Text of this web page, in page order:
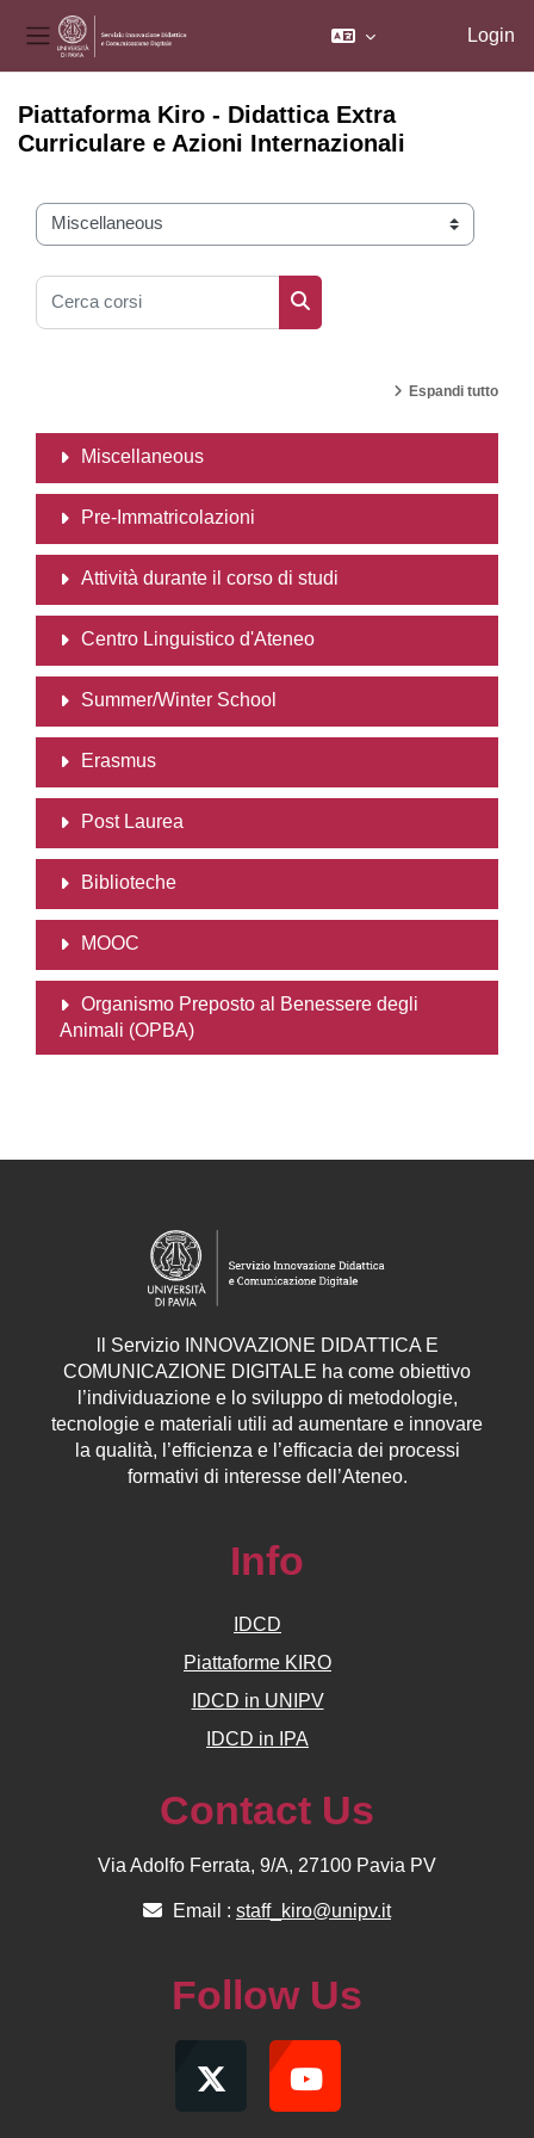
Pannello laterale
Login
Piattaforma Kiro - Didattica Extra
Curriculare e Azioni Internazionali
Categorie di corso
Cerca corsi
Cerca corsi
Espandi tutto
Miscellaneous
Pre-Immatricolazioni
Attività durante il corso di studi
Centro Linguistico d'Ateneo
Summer/Winter School
Erasmus
Post Laurea
Biblioteche
MOOC
Organismo Preposto al Benessere degli
Animali (OPBA)
Servizio INNOVAZIONE DIDATTICA E
COMUNICAZIONE DIGITALE ha come obiettivo
l’individuazione e lo sviluppo di metodologie,
tecnologie e materiali utili ad aumentare e innovare
la qualità, l’efficienza e l’efficacia dei processi
formativi di interesse dell’Ateneo.
Info
IDCD
Piattaforme KIRO
IDCD in UNIPV
IDCD in IPA
Contact Us
Via Adolfo Ferrata, 9/A, 27100 Pavia PV
Email : staff_kiro@unipv.it
Follow Us